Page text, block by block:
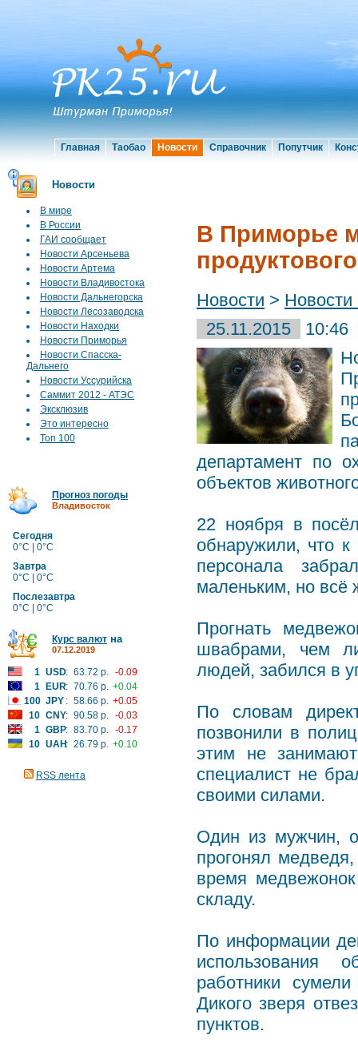
Главная Таобао Новости Справочник Попутчик
Новости
В мире
В России
ГАИ сообщает
Новости Арсеньева
Новости Артема
Новости Владивостока
Новости Дальнегорска
Новости Лесозаводска
Новости Находки
Новости Приморья
Новости Спасска-
Дальнего
Новости Уссурийска
Саммит 2012 - АТЭС
Эксклюзив
Это интересно
Топ 100
Прогноз погоды
Владивосток
Сегодня
0°C | 0°C
Завтра
0°C | 0°C
Послезавтра
0°C | 0°C
Курс валют на
07.12.2019
1 USD: 63.72 р. -0.09
1
EUR: 70.76 р. +0.04
100 JPY : 58.66 р. +0.05
10 CNY: 90.58 р. -0.03
1 GBP: 83.70 р. -0.17
10 UAH: 26.79 р. +0.10
RSS лента
В Приморье
Новости >
25.11.2015
10:46
департамент по
объектов
22 ноября в
обнаружили, что
персонала
маленьким, но
Прогнать
швабрами, чем
людей, забился в
По словам
позвонили в
этим не
специалист не
своими силами.
Один из мужчин,
прогонял
время
складу.
По информации
использования
работники
Дикого зверя
пунктов.